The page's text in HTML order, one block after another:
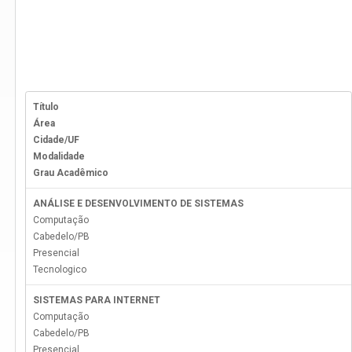
Título
Área
Cidade/UF
Modalidade
Grau Acadêmico
ANÁLISE E DESENVOLVIMENTO DE SISTEMAS
Computação
Cabedelo/PB
Presencial
Tecnologico
SISTEMAS PARA INTERNET
Computação
Cabedelo/PB
Presencial